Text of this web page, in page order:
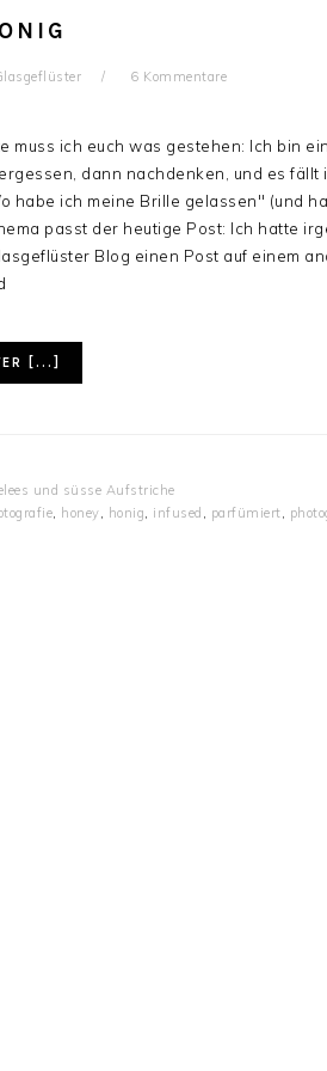
6 Kommentare
muss ich euch was gestehen: Ich bin
dann nachdenken, und es
habe ich meine Brille gelassen" (und
passt der heutige Post: Ich hatte
Blog einen Post auf einem
[...]
und süsse Aufstriche
, honey, honig, infused , parfümiert,